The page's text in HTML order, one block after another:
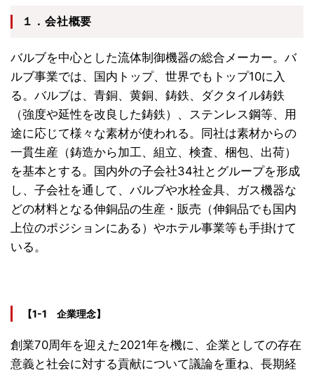
１．会社概要
バルブを中心とした流体制御機器の総合メーカー。バ
ルブ事業では、国内トップ、世界でもトップ10に入
る。バルブは、青銅、黄銅、鋳鉄、ダクタイル鋳鉄
（強度や延性を改良した鋳鉄）、ステンレス鋼等、用
途に応じて様々な素材が使われる。同社は素材からの
一貫生産（鋳造から加工、組立、検査、梱包、出荷）
を基本とする。国内外の子会社34社とグループを形成
し、子会社を通して、バルブや水栓金具、ガス機器な
どの材料となる伸銅品の生産・販売（伸銅品でも国内
上位のポジションにある）やホテル事業等も手掛けて
いる。
【1-1 企業理念】
創業70周年を迎えた2021年を機に、企業としての存在
意義と社会に対する貢献について議論を重ね、長期経